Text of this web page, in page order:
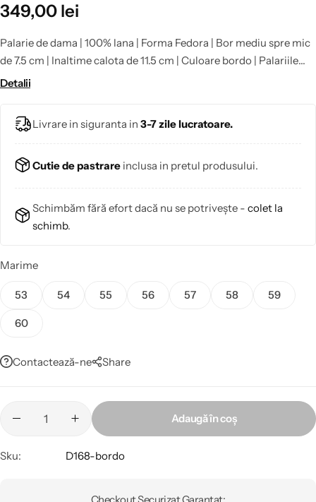
349,00 lei
Palarie de dama | 100% lana | Forma Fedora | Bor mediu spre mic
de 7.5 cm | Inaltime calota de 11.5 cm | Culoare bordo | Palariile
facute la comanda in marimi foarte mici sau foarte mari, nu
Detalii
Livrare in siguranta in 3-7 zile lucratoare.
Cutie de pastrare inclusa in pretul produsului.
Schimbăm fără efort dacă nu se potrivește - colet la
schimb.
Marime
53 54 55 56 57 58 59
60
Contactează-ne Share
Adaugă în coș
Sku: D168-bordo
Checkout Securizat Garantat: